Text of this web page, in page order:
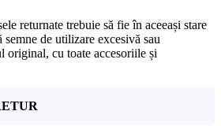
returnate trebuie să fie în aceeași stare
de utilizare excesivă sau
original, cu toate accesoriile și